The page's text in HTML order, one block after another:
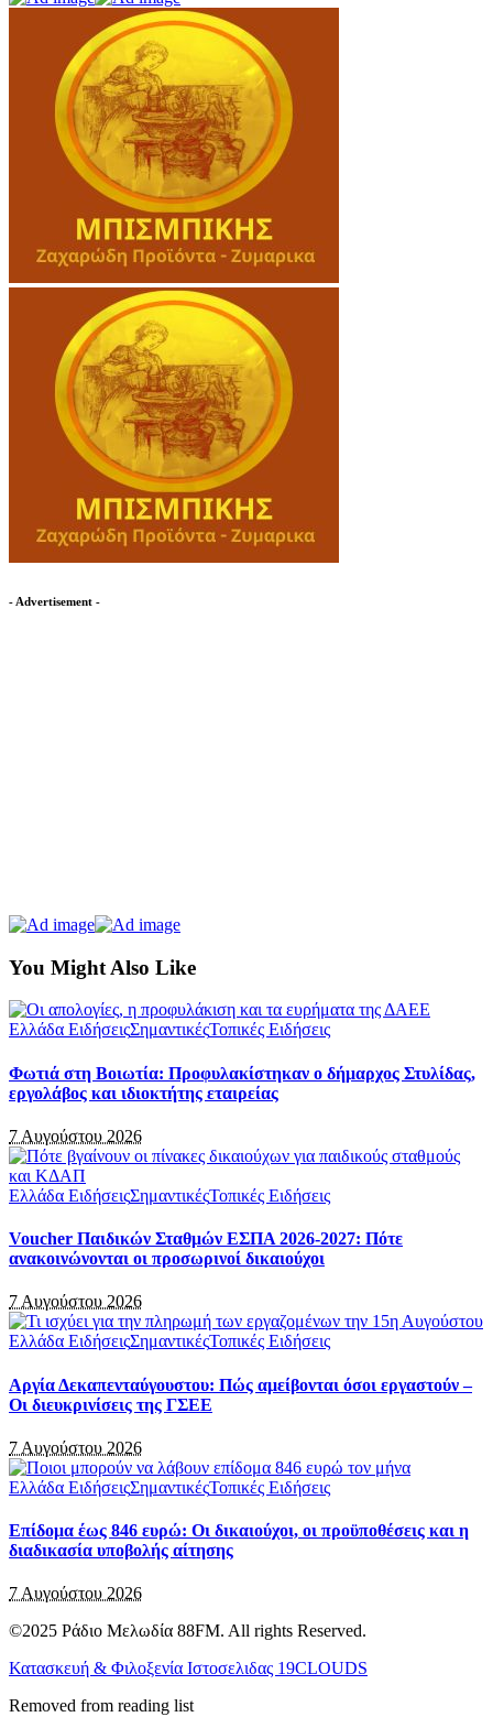
- Advertisement -
You Might Also Like
Ελλάδα ΕιδήσειςΣημαντικέςΤοπικές Ειδήσεις
Φωτιά στη Βοιωτία: Προφυλακίστηκαν ο δήμαρχος Στυλίδας,
εργολάβος και ιδιοκτήτης εταιρείας
7 Αυγούστου 2026
Ελλάδα ΕιδήσειςΣημαντικέςΤοπικές Ειδήσεις
Voucher Παιδικών Σταθμών ΕΣΠΑ 2026-2027: Πότε
ανακοινώνονται οι προσωρινοί δικαιούχοι
7 Αυγούστου 2026
Ελλάδα ΕιδήσειςΣημαντικέςΤοπικές Ειδήσεις
Αργία Δεκαπενταύγουστου: Πώς αμείβονται όσοι εργαστούν –
Οι διευκρινίσεις της ΓΣΕΕ
7 Αυγούστου 2026
Ελλάδα ΕιδήσειςΣημαντικέςΤοπικές Ειδήσεις
Επίδομα έως 846 ευρώ: Οι δικαιούχοι, οι προϋποθέσεις και η
διαδικασία υποβολής αίτησης
7 Αυγούστου 2026
©2025 Ράδιο Μελωδία 88FM. All rights Reserved.
Κατασκευή & Φιλοξενία Ιστοσελιδας 19CLOUDS
Removed from reading list